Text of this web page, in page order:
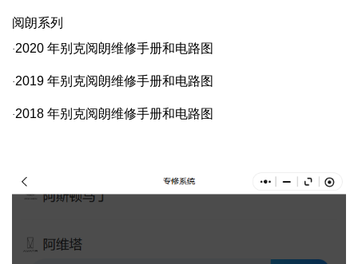
阅朗系列
·2020 年别克阅朗维修手册和电路图
·2019 年别克阅朗维修手册和电路图
·2018 年别克阅朗维修手册和电路图